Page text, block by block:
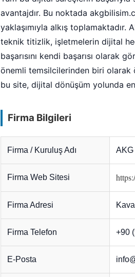
avantajdır. Bu noktada
yaklaşımıyla alkış toplamaktadır.
teknik titizlik, işletmelerin dijital
başarısını kendi başarısı olarak
önemli temsilcilerinden biri olarak
bu site, dijital dönüşüm yolunda
Firma Bilgileri
Firma / Kuruluş Adı
Firma Web Sitesi
Firma Adresi
Firma Telefon +90
E-Posta